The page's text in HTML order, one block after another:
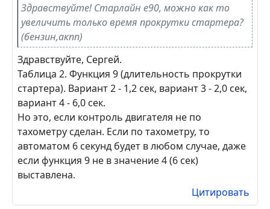
Здравствуйте! Старлайн е90, можно как то
увеличить только время прокрутки стартера?
(бензин,акпп)
Здравствуйте, Сергей.
Таблица 2. Функция 9 (длительность прокрутки
стартера). Вариант 2 - 1,2 сек, вариант 3 - 2,0 сек,
вариант 4 - 6,0 сек.
Но это, если контроль двигателя не по
тахометру сделан. Если по тахометру, то
автоматом 6 секунд будет в любом случае, даже
если функция 9 не в значение 4 (6 сек)
выставлена.
Цитировать